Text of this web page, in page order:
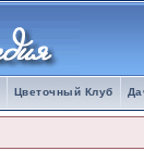
Цветочный Клуб